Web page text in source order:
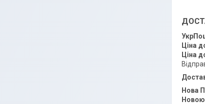
Ціна
Ціна
Нова
Новою